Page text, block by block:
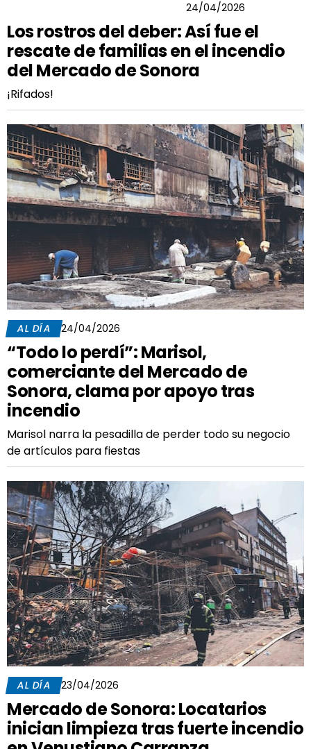
24/04/2026
Los rostros del deber: Así fue el
rescate de familias en el incendio
del Mercado de Sonora
¡Rifados!
AL DÍA 24/04/2026
“Todo lo perdí”: Marisol,
comerciante del Mercado de
Sonora, clama por apoyo tras
incendio
Marisol narra la pesadilla de perder todo su negocio
de artículos para fiestas
AL DÍA 23/04/2026
Mercado de Sonora: Locatarios
inician limpieza tras fuerte incendio